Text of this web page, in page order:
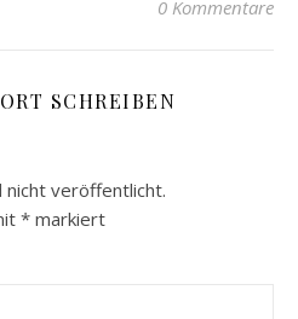
0 Kommentare
SCHREIBEN
nicht veröffentlicht.
* markiert